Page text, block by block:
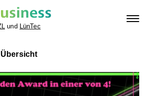
und LünTec